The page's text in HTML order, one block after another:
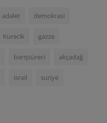
adalet demokrasi
Kurecik gazze
barışsüreci akçadağ
israil suriye